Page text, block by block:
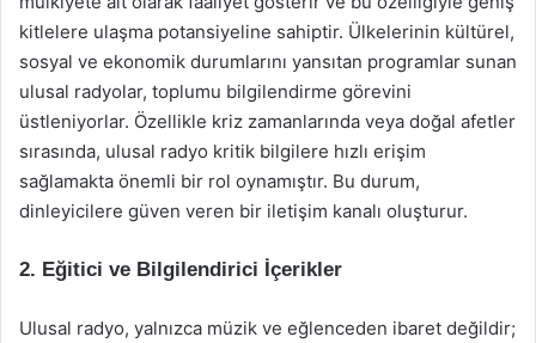
kitlelere ulaşma potansiyeline sahiptir. Ülkelerinin kültürel,
sosyal ve ekonomik durumlarını yansıtan programlar sunan
ulusal radyolar, toplumu bilgilendirme görevini
üstleniyorlar. Özellikle kriz zamanlarında veya doğal afetler
sırasında, ulusal radyo kritik bilgilere hızlı erişim
sağlamakta önemli bir rol oynamıştır. Bu durum,
dinleyicilere güven veren bir iletişim kanalı oluşturur.
2. Eğitici ve Bilgilendirici İçerikler
Ulusal radyo, yalnızca müzik ve eğlenceden ibaret değildir;